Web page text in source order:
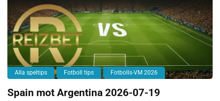
Alla speltips Fotboll tips Fotbolls-VM 2026
Spain mot Argentina 2026-07-19